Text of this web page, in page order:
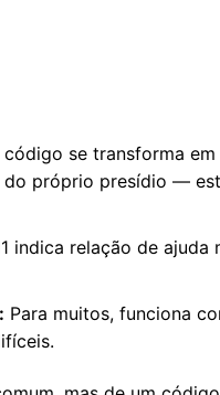
código se transforma
próprio presídio —
indica relação de
Para muitos, funciona